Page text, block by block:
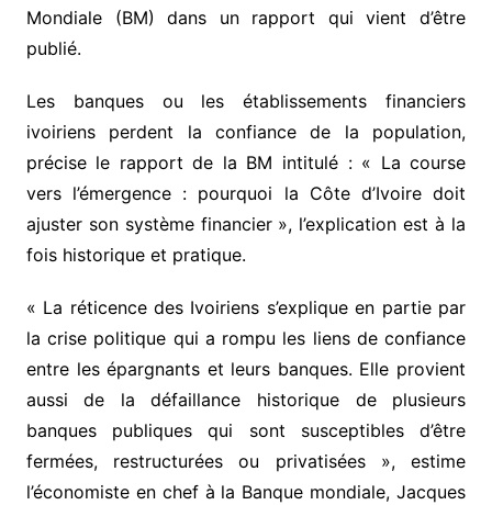
Mondiale (BM) dans un rapport qui vient d’être
publié.
Les banques ou les établissements financiers
ivoiriens perdent la confiance de la population,
précise le rapport de la BM intitulé : « La course
vers l’émergence : pourquoi la Côte d’Ivoire doit
ajuster son système financier », l’explication est à la
fois historique et pratique.
« La réticence des Ivoiriens s’explique en partie par
la crise politique qui a rompu les liens de confiance
entre les épargnants et leurs banques. Elle provient
aussi de la défaillance historique de plusieurs
banques publiques qui sont susceptibles d’être
fermées, restructurées ou privatisées », estime
l’économiste en chef à la Banque mondiale, Jacques